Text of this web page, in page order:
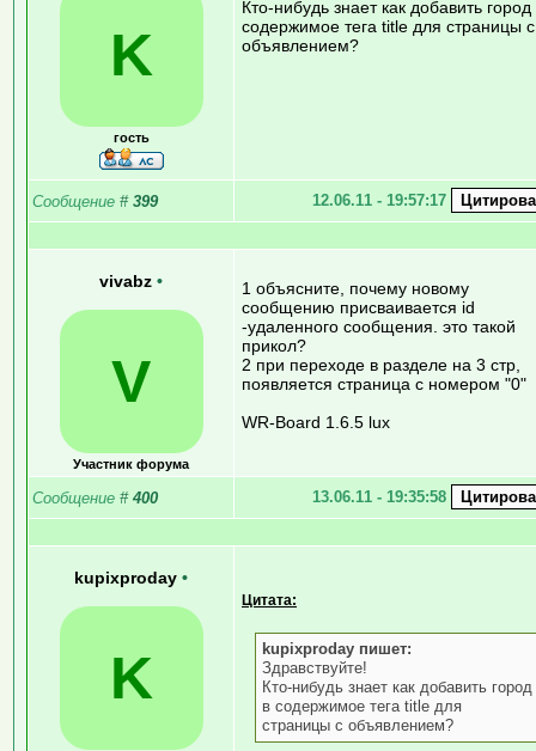
K
гость
Кто-нибудь знает как добавить город
содержимое тега title для страницы с
объявлением?
Сообщение # 399 12.06.11 - 19:57:17
vivabz •
V
Участник форума
1 объясните, почему новому
сообщению присваивается id
-удаленного сообщения. это такой
прикол?
2 при переходе в разделе на 3 стр,
появляется страница с номером "0"
WR-Board 1.6.5 lux
Сообщение # 400 13.06.11 - 19:35:58
kupixproday •
K
Цитата:
kupixproday пишет:
Здравствуйте!
Кто-нибудь знает как добавить город
в содержимое тега title для
страницы с объявлением?